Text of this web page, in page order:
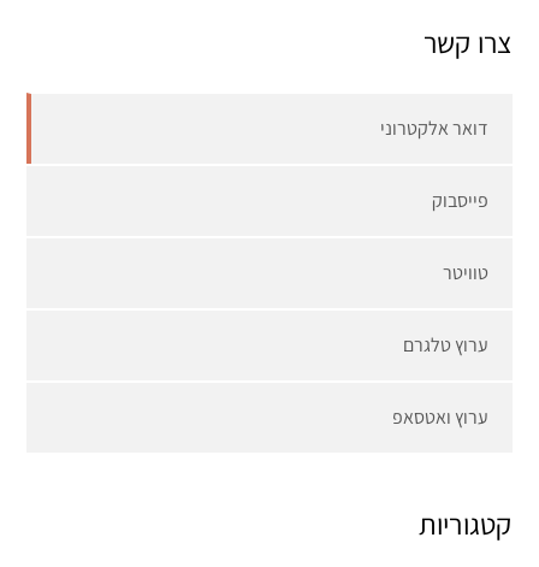
צרו קשר
דואר אלקטרוני
פייסבוק
טוויטר
ערוץ טלגרם
ערוץ ואטסאפ
קטגוריות